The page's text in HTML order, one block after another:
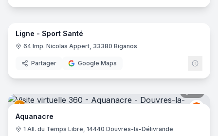
14
Ligne - Sport Santé
64 Imp. Nicolas Appert, 33380 Biganos
Partager Google Maps
Aquanacre
1 All. du Temps Libre, 14440 Douvres-la-Délivrande